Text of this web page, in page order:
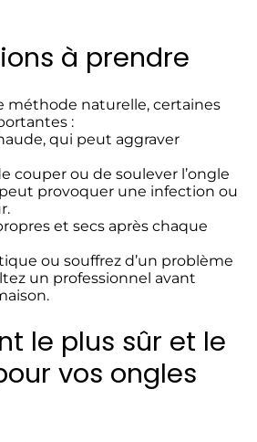
à prendre
méthode naturelle, certaines
:
qui peut aggraver
couper ou de soulever l’ongle
provoquer une infection ou
et secs après chaque
ou souffrez d’un problème
un professionnel avant
le plus sûr et le
vos ongles